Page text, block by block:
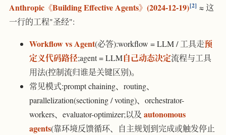
Anthropic《Building Effective Agents》(2024-12-19) 2 ≈ 这
一行的工程"圣经":
Workflow vs Agent(必答):workflow = LLM / 工具走预
定义代码路径;agent = LLM自己动态决定流程与工具
用法(控制流归谁是关键区别)。
常见模式:prompt chaining、routing、
parallelization(sectioning / voting)、orchestrator-
workers、evaluator-optimizer;以及 autonomous
agents(靠环境反馈循环、自主规划到完成或触发停止